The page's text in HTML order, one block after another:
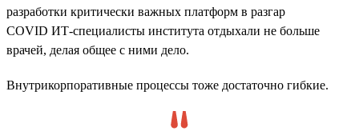
разработки критически важных платформ в разгар
COVID ИТ-специалисты института отдыхали не больше
врачей, делая общее с ними дело.
Внутрикорпоративные процессы тоже достаточно гибкие.